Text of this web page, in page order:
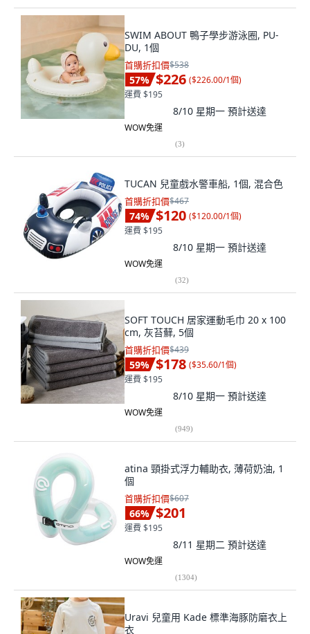
SWIM ABOUT 鴨子學步游泳圈, PU-
DU, 1個
首購折扣價$538
57% $226 ($226.00/1個)
運費 $195
8/10 星期一 預計送達
WOW免運
(3)
TUCAN 兒童戲水警車船, 1個, 混合色
首購折扣價$467
74% $120 ($120.00/1個)
運費 $195
8/10 星期一 預計送達
WOW免運
(32)
SOFT TOUCH 居家運動毛巾 20 x 100
cm, 灰苔蘚, 5個
首購折扣價$439
59% $178 ($35.60/1個)
運費 $195
8/10 星期一 預計送達
WOW免運
(949)
atina 頸掛式浮力輔助衣, 薄荷奶油, 1
個
首購折扣價$607
66% $201
運費 $195
8/11 星期二 預計送達
WOW免運
(1304)
Uravi 兒童用 Kade 標準海豚防磨衣上
衣